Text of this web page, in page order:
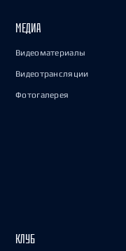
МЕДИА
Видеоматериалы
Видеотрансляции
Фотогалерея
КЛУБ